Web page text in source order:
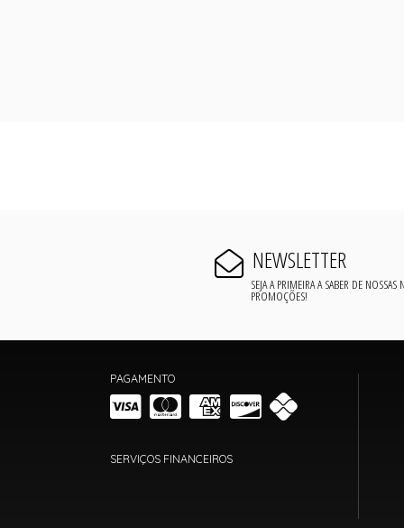
NEWSLETTER
SEJA A PRIMEIRA A SABER DE NOSSAS
PROMOÇÕES!
PAGAMENTO
SERVIÇOS FINANCEIROS